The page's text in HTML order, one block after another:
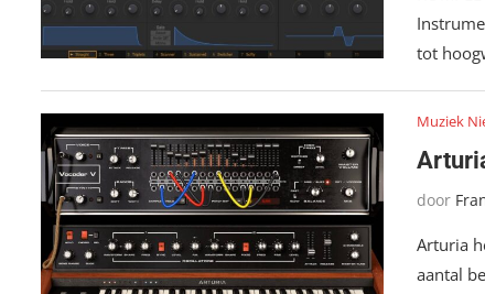
tot
Muziek
door
Arturia
aantal